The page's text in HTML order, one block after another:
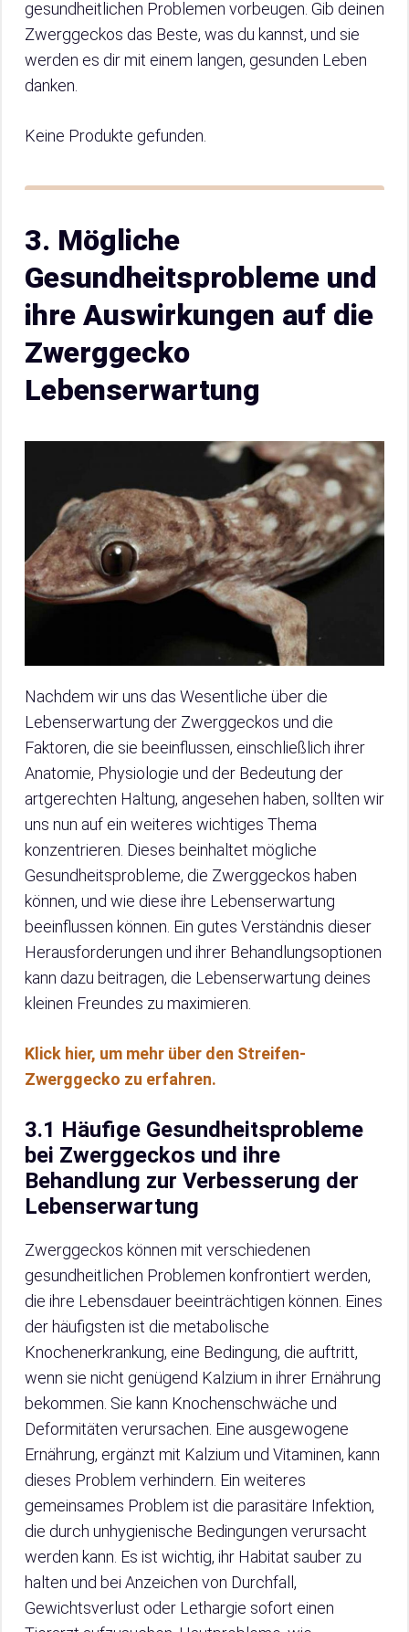
gesundheitlichen Problemen vorbeugen. Gib deinen
Zwerggeckos das Beste, was du kannst, und sie
werden es dir mit einem langen, gesunden Leben
danken.
Keine Produkte gefunden.
3. Mögliche
Gesundheitsprobleme und
ihre Auswirkungen auf die
Zwerggecko
Lebenserwartung
Nachdem wir uns das Wesentliche über die
Lebenserwartung der Zwerggeckos und die
Faktoren, die sie beeinflussen, einschließlich ihrer
Anatomie, Physiologie und der Bedeutung der
artgerechten Haltung, angesehen haben, sollten wir
uns nun auf ein weiteres wichtiges Thema
konzentrieren. Dieses beinhaltet mögliche
Gesundheitsprobleme, die Zwerggeckos haben
können, und wie diese ihre Lebenserwartung
beeinflussen können. Ein gutes Verständnis dieser
Herausforderungen und ihrer Behandlungsoptionen
kann dazu beitragen, die Lebenserwartung deines
kleinen Freundes zu maximieren.
Klick hier, um mehr über den Streifen-
Zwerggecko zu erfahren.
3.1 Häufige Gesundheitsprobleme
bei Zwerggeckos und ihre
Behandlung zur Verbesserung der
Lebenserwartung
Zwerggeckos können mit verschiedenen
gesundheitlichen Problemen konfrontiert werden,
die ihre Lebensdauer beeinträchtigen können. Eines
der häufigsten ist die metabolische
Knochenerkrankung, eine Bedingung, die auftritt,
wenn sie nicht genügend Kalzium in ihrer Ernährung
bekommen. Sie kann Knochenschwäche und
Deformitäten verursachen. Eine ausgewogene
Ernährung, ergänzt mit Kalzium und Vitaminen, kann
dieses Problem verhindern. Ein weiteres
gemeinsames Problem ist die parasitäre Infektion,
die durch unhygienische Bedingungen verursacht
werden kann. Es ist wichtig, ihr Habitat sauber zu
halten und bei Anzeichen von Durchfall,
Gewichtsverlust oder Lethargie sofort einen